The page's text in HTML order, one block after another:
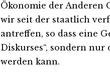
Ökonomie der Anderen
wir seit der staatlich
antreffen, so dass eine
Diskurses“, sondern
werden kann.